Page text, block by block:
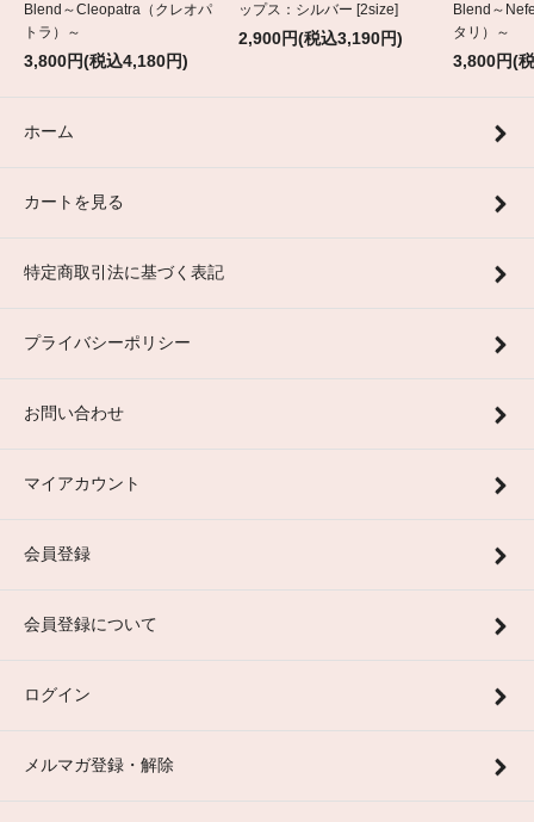
Blend～Cleopatra（クレオパ
トラ）～
3,800円(税込4,180円)
ップス：シルバー [2size]
2,900円(税込3,190円)
Blend～
タリ）～
3,800円(
ホーム
カートを見る
特定商取引法に基づく表記
プライバシーポリシー
お問い合わせ
マイアカウント
会員登録
会員登録について
ログイン
メルマガ登録・解除